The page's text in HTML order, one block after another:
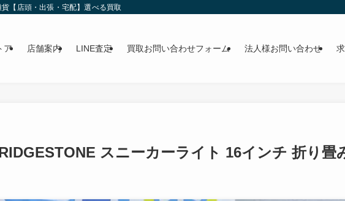
【店頭・出張・宅配】選べる買取
ア 店舗案内 LINE査定 買取お問い合わせフォーム 法人様お問い合わせ
スニーカーライト 16インチ 折り畳